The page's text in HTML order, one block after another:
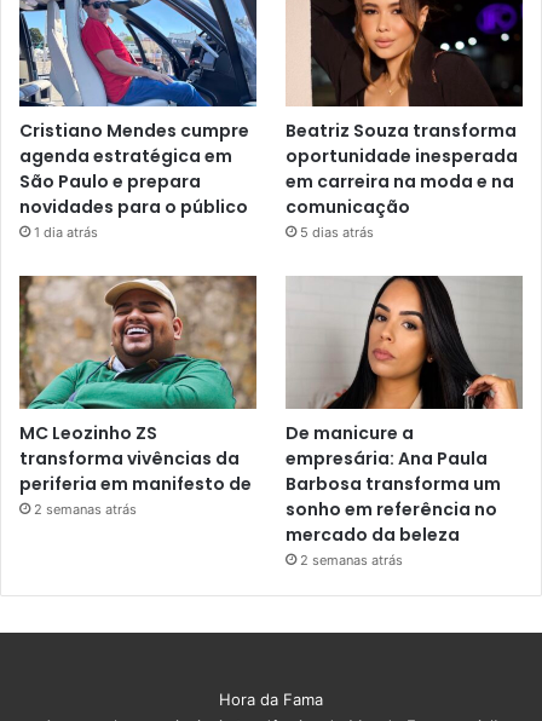
Cristiano Mendes cumpre
agenda estratégica em
São Paulo e prepara
novidades para o público
1 dia atrás
Beatriz Souza transforma
oportunidade inesperada
em carreira na moda e na
comunicação
5 dias atrás
MC Leozinho ZS
transforma vivências da
periferia em manifesto de
2 semanas atrás
De manicure a
empresária: Ana Paula
Barbosa transforma um
sonho em referência no
mercado da beleza
2 semanas atrás
Hora da Fama